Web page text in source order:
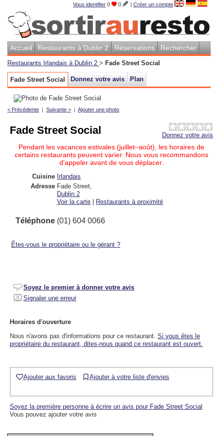
Vous identifier 0 0 | Créer un compte
Accueil Restaurants à Dublin 2 Réservations Rechercher
Restaurants Irlandais à Dublin 2 > Fade Street Social
Fade Street Social Donnez votre avis Plan
< Précédente | Suivante > | Ajouter une photo
Donnez votre avis
Fade Street Social
Pendant les vacances estivales (juillet–août), les horaires de
certains restaurants peuvent varier. Nous vous recommandons
d'appeler avant de vous déplacer.
Cuisine Irlandais
Adresse Fade Street
Dublin 2
Voir la carte
Restaurants à proximité
Téléphone (01) 604 0066
Êtes-vous le propriétaire ou le gérant ?
Soyez le premier à donner votre avis
Signaler une erreur
Horaires d'ouverture
Nous n'avons pas d'informations pour ce restaurant. Si vous êtes le
propriétaire du restaurant, dites-nous quand ce restaurant est ouvert.
Ajouter aux favoris Ajouter à votre liste d'envies
Soyez la première personne à écrire un avis pour Fade Street Social
Vous pouvez ajouter votre avis